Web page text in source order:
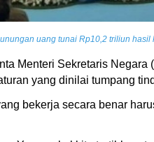
uang tunai Rp10,2 triliun hasil
Menteri Sekretaris
yang dinilai tumpang
bekerja secara benar